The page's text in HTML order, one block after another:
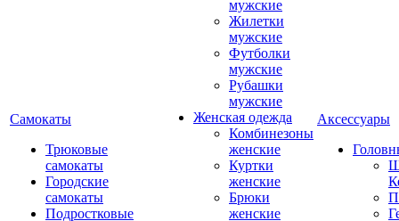
Самокаты
Трюковые
самокаты
Городские
самокаты
Подростковые
мужские
Жилетки
мужские
Футболки
мужские
Рубашки
мужские
Женская одежда
Комбинезоны
женские
Куртки
женские
Брюки
женские
Аксессуары